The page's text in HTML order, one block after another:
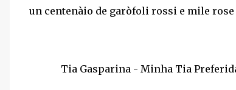
un centenàio de garòfoli rossi e mile
Tia Gasparina - Minha Tia